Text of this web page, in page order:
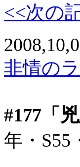
<<次の
非情の
#177「
年・S55